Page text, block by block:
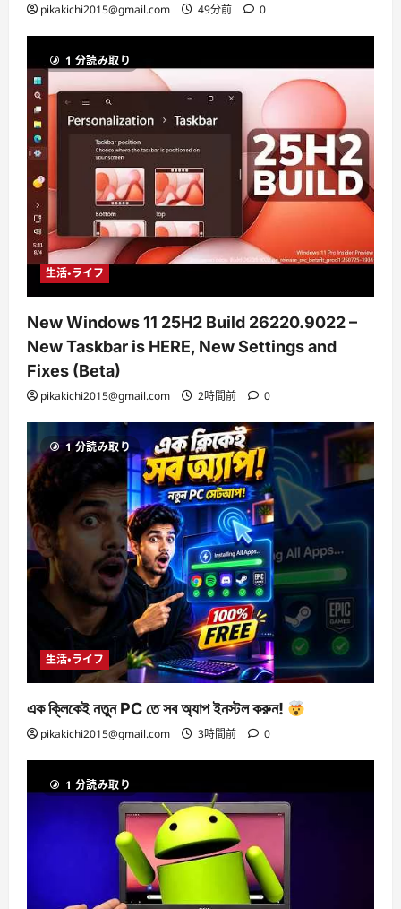
pikakichi2015@gmail.com 49分前 0
1 分読み取り
生活・ライフ
New Windows 11 25H2 Build 26220.9022 –
New Taskbar is HERE, New Settings and
Fixes (Beta)
pikakichi2015@gmail.com 2時間前 0
1 分読み取り
生活・ライフ
এক ক্লিকেই নতুন PC তে সব অ্যাপ ইনস্টল করুন!
pikakichi2015@gmail.com 3時間前 0
1 分読み取り